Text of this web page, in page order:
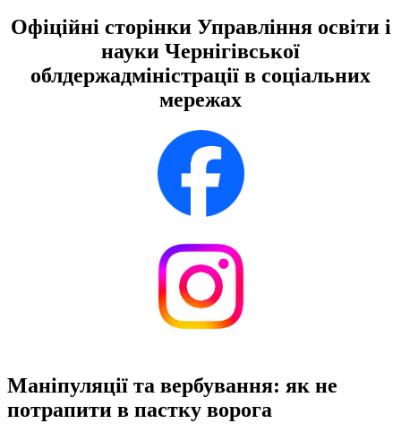
Офіційні сторінки Управління освіти і
науки Чернігівської
облдержадміністрації в соціальних
мережах
Маніпуляції та вербування: як не
потрапити в пастку ворога